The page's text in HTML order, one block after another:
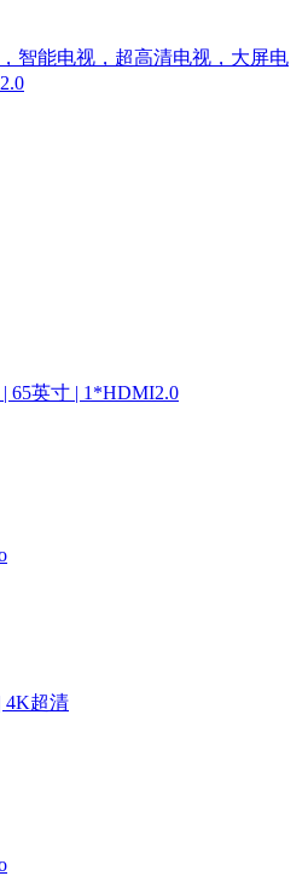
智能电视，超高清电视，大屏电
65英寸 | 1*HDMI2.0
4K超清